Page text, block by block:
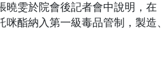
曉雯於院會後記者會中說明，在
咪酯納入第一級毒品管制，製造